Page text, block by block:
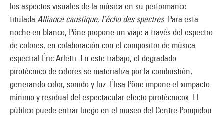
los aspectos visuales de la música en su performance
titulada Alliance caustique, l’écho des spectres. Para esta
noche en blanco, Pône propone un viaje a través del espectro
de colores, en colaboración con el compositor de música
espectral Éric Arletti. En este trabajo, el degradado
pirotécnico de colores se materializa por la combustión,
generando color, sonido y luz. Élisa Pône impone el «impacto
mínimo y residual del espectacular efecto pirotécnico». El
público puede entrar luego en el museo del Centre Pompidou